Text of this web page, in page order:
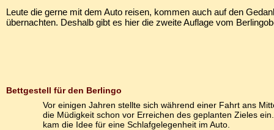
Leute die gerne mit dem Auto reisen, kommen auch auf den
übernachten. Deshalb gibt es hier die zweite Auflage vom
Bettgestell für den Berlingo
Vor einigen Jahren stellte sich während einer Fahrt ans
die Müdigkeit schon vor Erreichen des geplanten Zieles
kam die Idee für eine Schlafgelegenheit im Auto.